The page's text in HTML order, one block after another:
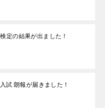
定の結果が出ました！
試 朗報が届きました！